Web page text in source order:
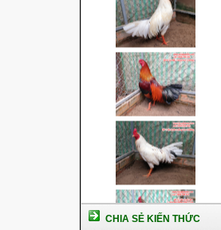
CHIA SẺ KIẾN THỨC
Cách nuôi gà chế độ đá c1
Cách nuôi gà đông tảo thuần
chủng
Kỹ thuật nuôi gà con mới nở
Hướng dẫn nuôi gà đá
Tại sao bạn cần biết cách nuôi
gà chọi ?
Cách điều trị bệnh sổ mũi cho
gà